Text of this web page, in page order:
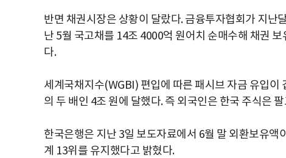
반면 채권시장은 상황이 달랐다. 금융투자협회가 지난
난 5월 국고채를 14조 4000억 원어치 순매수해 채권
다.
세계국채지수(WGBI) 편입에 따른 패시브 자금 유입
의 두 배인 4조 원에 달했다. 즉 외국인은 한국 주식은
한국은행은 지난 3일 보도자료에서 6월 말 외환보유액
계 13위를 유지했다고 밝혔다.